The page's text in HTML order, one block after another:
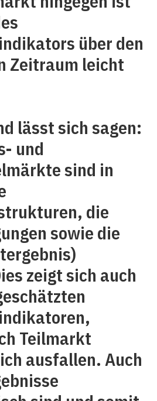
über den
Zeitraum leicht
lässt sich sagen:
und
sind in
die
sowie die
zeigt sich auch
Teilmarkt
ausfallen. Auch